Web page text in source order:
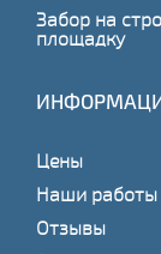
Забор на
площадку
Цены
Наши работы
Отзывы